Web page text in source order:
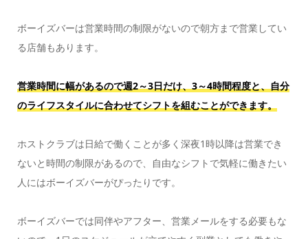
ボーイズバーは営業時間の制限がないので朝方まで営業してい
る店舗もあります。
営業時間に幅があるので週2～3日だけ、3～4時間程度と、自分
のライフスタイルに合わせてシフトを組むことができます。
ホストクラブは日給で働くことが多く深夜1時以降は営業でき
ないと時間の制限があるので、自由なシフトで気軽に働きたい
人にはボーイズバーがぴったりです。
ボーイズバーでは同伴やアフター、営業メールをする必要もな